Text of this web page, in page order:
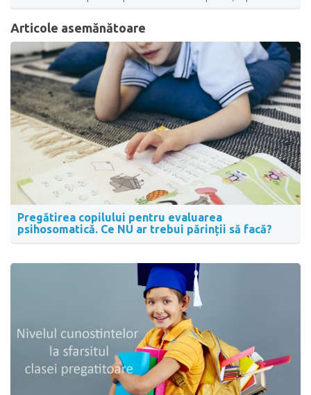
Articole asemănătoare
Pregătirea copilului pentru evaluarea
psihosomatică. Ce NU ar trebui părinții să facă?